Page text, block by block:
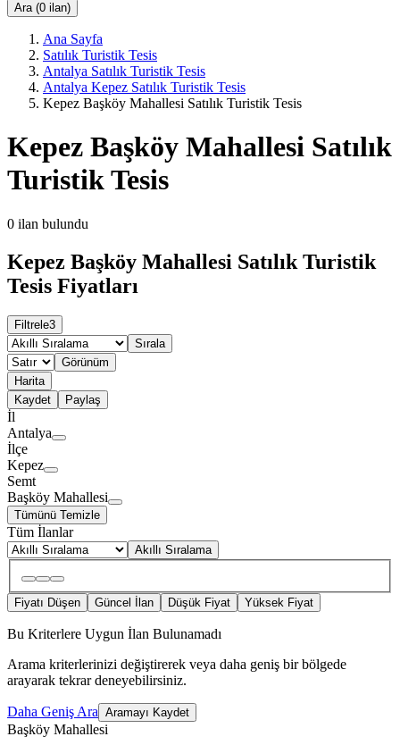
Ara (0 ilan)
Ana Sayfa
Satılık Turistik Tesis
Antalya Satılık Turistik Tesis
Antalya Kepez Satılık Turistik Tesis
Kepez Başköy Mahallesi Satılık Turistik Tesis
Kepez Başköy Mahallesi Satılık
Turistik Tesis
0 ilan bulundu
Kepez Başköy Mahallesi Satılık Turistik
Tesis Fiyatları
Filtrele3
Sırala
Görünüm
Harita
Kaydet
Paylaş
İl
Antalya
İlçe
Kepez
Semt
Başköy Mahallesi
Tümünü Temizle
Tüm İlanlar
Akıllı Sıralama
Fiyatı Düşen Güncel İlan Düşük Fiyat Yüksek Fiyat
Bu Kriterlere Uygun İlan Bulunamadı
Arama kriterlerinizi değiştirerek veya daha geniş bir bölgede
arayarak tekrar deneyebilirsiniz.
Daha Geniş Ara Aramayı Kaydet
Başköy Mahallesi